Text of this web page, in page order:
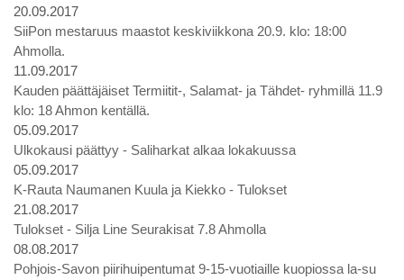
20.09.2017
SiiPon mestaruus maastot keskiviikkona 20.9. klo: 18:00
Ahmolla.
11.09.2017
Kauden päättäjäiset Termiitit-, Salamat- ja Tähdet- ryhmillä 11.9
klo: 18 Ahmon kentällä.
05.09.2017
Ulkokausi päättyy - Saliharkat alkaa lokakuussa
05.09.2017
K-Rauta Naumanen Kuula ja Kiekko - Tulokset
21.08.2017
Tulokset - Silja Line Seurakisat 7.8 Ahmolla
08.08.2017
Pohjois-Savon piirihuipentumat 9-15-vuotiaille kuopiossa la-su